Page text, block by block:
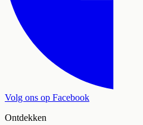
Volg ons op Facebook
Ontdekken